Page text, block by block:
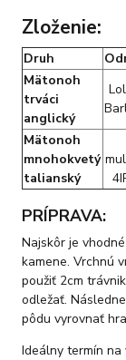
Zloženie:
Druh
Mätonoh
trváci
anglický
Mätonoh
mnohokvetý
talianský
PRÍPRAVA:
Najskôr je
kamene. Vrchnú
použiť 2cm
odležať.
pôdu vyrovnať
Ideálny termín na